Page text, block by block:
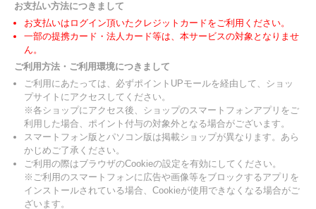
お支払い方法につきまして
お支払いはログイン頂いたクレジットカードをご利用ください。
一部の提携カード・法人カード等は、本サービスの対象となりませ
ん。
ご利用方法・ご利用環境につきまして
ご利用にあたっては、必ずポイントUPモールを経由して、ショッ
プサイトにアクセスしてください。
※各ショップにアクセス後、ショップのスマートフォンアプリをご
利用した場合、ポイント付与の対象外となる場合がございます。
スマートフォン版とパソコン版は掲載ショップが異なります。あら
かじめご了承ください。
ご利用の際はブラウザのCookieの設定を有効にしてください。
※ご利用のスマートフォンに広告や画像等をブロックするアプリを
インストールされている場合、Cookieが使用できなくなる場合がご
ざいます。